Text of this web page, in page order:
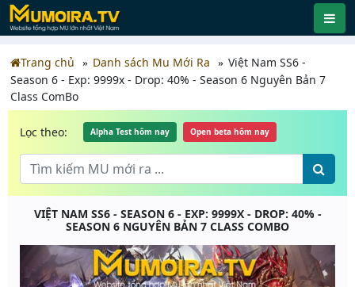
Trang chủ Danh sách Mu Mới Ra
Việt Nam SS6 -
Season 6 - Exp: 9999x - Drop: 40% - Season 6 Nguyên Bản 7
Class ComBo
Lọc theo: Alpha Test hôm nay Open beta hôm nay
VIỆT NAM SS6 - SEASON 6 - EXP: 9999X - DROP: 40% -
SEASON 6 NGUYÊN BẢN 7 CLASS COMBO